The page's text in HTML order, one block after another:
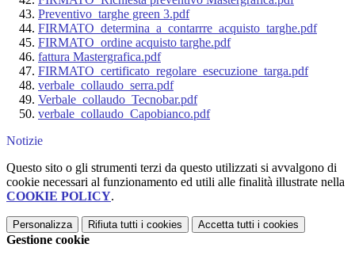
Preventivo_targhe green 3.pdf
FIRMATO_determina_a_contarrre_acquisto_targhe.pdf
FIRMATO_ordine acquisto targhe.pdf
fattura Mastergrafica.pdf
FIRMATO_certificato_regolare_esecuzione_targa.pdf
verbale_collaudo_serra.pdf
Verbale_collaudo_Tecnobar.pdf
verbale_collaudo_Capobianco.pdf
Notizie
Questo sito o gli strumenti terzi da questo utilizzati si avvalgono di
cookie necessari al funzionamento ed utili alle finalità illustrate nella
COOKIE POLICY.
Personalizza Rifiuta tutti i cookies Accetta tutti i cookies
Gestione cookie